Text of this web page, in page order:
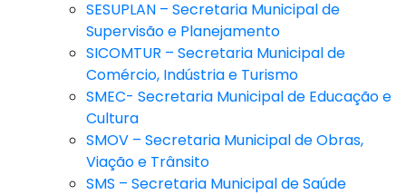
SESUPLAN – Secretaria Municipal de
Supervisão e Planejamento
SICOMTUR – Secretaria Municipal de
Comércio, Indústria e Turismo
SMEC- Secretaria Municipal de Educação e
Cultura
SMOV – Secretaria Municipal de Obras,
Viação e Trânsito
SMS – Secretaria Municipal de Saúde